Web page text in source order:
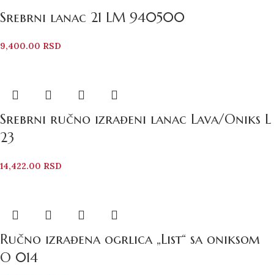
Srebrni lanac 21 LM 940500
9,400.00 RSD
Srebrni ručno izrađeni lanac Lava/Oniks L
23
14,422.00 RSD
Ručno izrađena ogrlica „List“ sa oniksom
O 014